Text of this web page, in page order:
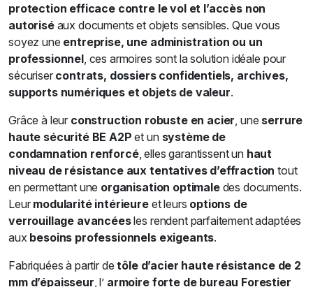
protection efficace contre le vol et l’accès non
autorisé aux documents et objets sensibles. Que vous
soyez une entreprise, une administration ou un
professionnel, ces armoires sont la solution idéale pour
sécuriser contrats, dossiers confidentiels, archives,
supports numériques et objets de valeur.
Grâce à leur construction robuste en acier, une serrure
haute sécurité BE A2P et un système de
condamnation renforcé, elles garantissent un haut
niveau de résistance aux tentatives d’effraction tout
en permettant une organisation optimaledes documents.
Leur modularité intérieureet leurs options de
verrouillage avancéesles rendent parfaitement adaptées
aux besoins professionnels exigeants.
Fabriquées à partir detôle d’acier haute résistance de 2
mm d’épaisseur, l’ armoire forte de bureau Forestier